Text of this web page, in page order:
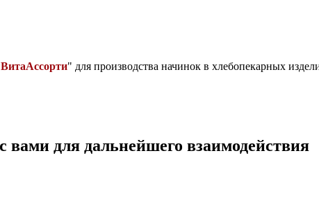
" для производства начинок в хлебопекарных
для дальнейшего взаимодействия